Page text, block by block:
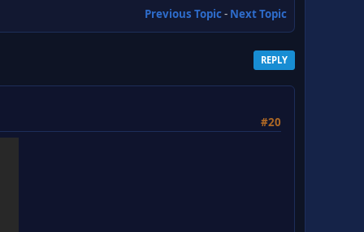
Previous Topic- Next Topic
REPLY
#20